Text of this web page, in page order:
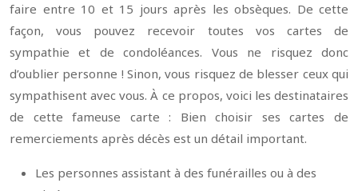
faire entre 10 et 15 jours après les obsèques. De cette
façon, vous pouvez recevoir toutes vos cartes de
sympathie et de condoléances. Vous ne risquez donc
d’oublier personne ! Sinon, vous risquez de blesser ceux qui
sympathisent avec vous. À ce propos, voici les destinataires
de cette fameuse carte : Bien choisir ses cartes de
remerciements après décès est un détail important.
Les personnes assistant à des funérailles ou à des